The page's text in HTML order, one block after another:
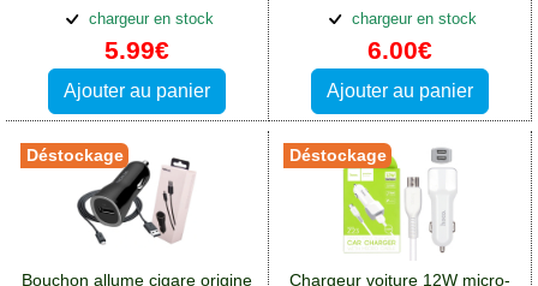
chargeur en stock
5.99€
Ajouter au panier
chargeur en stock
6.00€
Ajouter au panier
Bouchon allume cigare origine
Déstockage
Chargeur voiture 12W micro-
Déstockage